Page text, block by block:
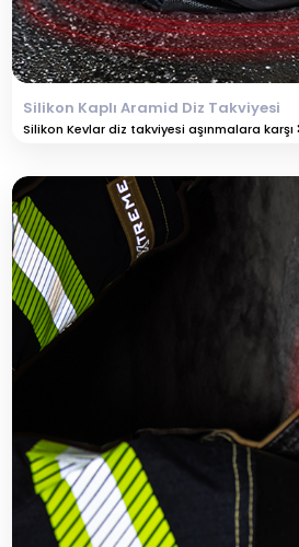
Silikon Kaplı Aramid Diz Takviyesi
Silikon Kevlar diz takviyesi aşınmalara karşı